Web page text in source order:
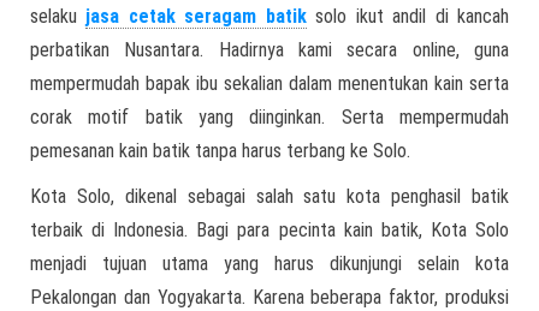
selaku jasa cetak seragam batiksolo ikut andil di kancah
perbatikan Nusantara. Hadirnya kami secara online, guna
mempermudah bapak ibu sekalian dalam menentukan kain serta
corak motif batik yang diinginkan. Serta mempermudah
pemesanan kain batik tanpa harus terbang ke Solo.
Kota Solo, dikenal sebagai salah satu kota penghasil batik
terbaik di Indonesia. Bagi para pecinta kain batik, Kota Solo
menjadi tujuan utama yang harus dikunjungi selain kota
Pekalongan dan Yogyakarta. Karena beberapa faktor, produksi